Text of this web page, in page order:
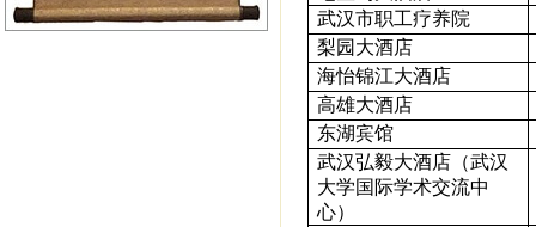
武汉市职工疗养院
梨园大酒店
海怡锦江大酒店
高雄大酒店
东湖宾馆
武汉弘毅大酒店（武汉
大学国际学术交流中
心）